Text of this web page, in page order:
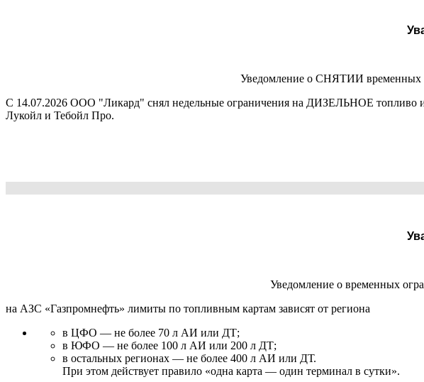
Уведомление о СНЯТИИ временных
С 14.07.2026 ООО "Ликард" снял недельные ограничения на ДИЗЕЛЬНОЕ топливо
Лукойл и Тебойл Про.
Уведомление о временных
на АЗС «Газпромнефть» лимиты по топливным картам зависят от региона
в ЦФО — не более 70 л АИ или ДТ;
в ЮФО — не более 100 л АИ или 200 л ДТ;
в остальных регионах — не более 400 л АИ или ДТ.
При этом действует правило «одна карта — один терминал в сутки».